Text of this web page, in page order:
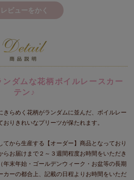
レビューをかく
ダムな花柄ボイルレースカー
テン♪
きらめく花柄がランダムに並んだ、ボイルレー
りきれいなプリーツが保たれます。
から生産する【オーダー】商品となっており
らお届けまで２～３週間程度お時間をいただき
年末年始・ゴールデンウィーク・お盆等の長期
カーの都合上、記載の日程よりお時間をいただ